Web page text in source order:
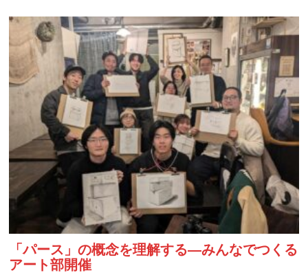
「パース」の概念を理解する―みんなでつくる
アート部開催